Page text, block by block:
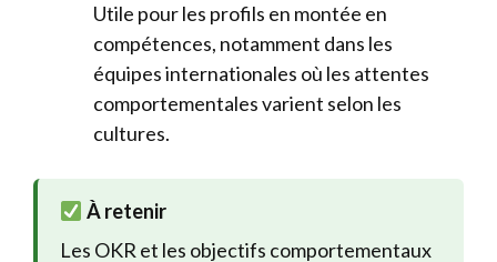
Utile pour les profils en montée en
compétences, notamment dans les
équipes internationales où les attentes
comportementales varient selon les
cultures.
À retenir
Les OKR et les objectifs comportementaux